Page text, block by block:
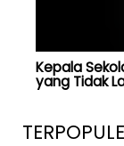
Kepala
yang Tidak